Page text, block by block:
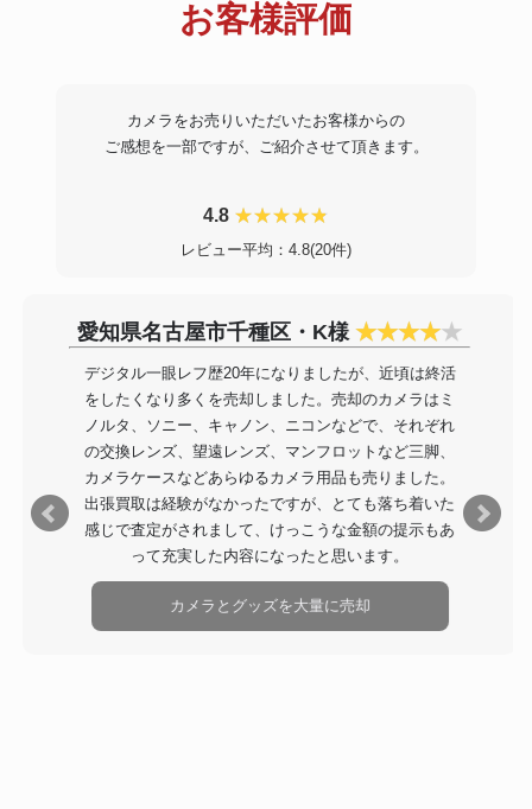
お客様評価
カメラをお売りいただいたお客様からの
ご感想を一部ですが、ご紹介させて頂きます。
4.8
レビュー平均：4.8(20件)
愛知県名古屋市千種区・K様
デジタル一眼レフ歴20年になりましたが、近頃は終活
をしたくなり多くを売却しました。売却のカメラはミ
ノルタ、ソニー、キャノン、ニコンなどで、それぞれ
の交換レンズ、望遠レンズ、マンフロットなど三脚、
カメラケースなどあらゆるカメラ用品も売りました。
出張買取は経験がなかったですが、とても落ち着いた
感じで査定がされまして、けっこうな金額の提示もあ
って充実した内容になったと思います。
カメラとグッズを大量に売却